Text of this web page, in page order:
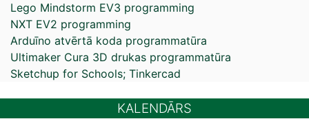
Lego Mindstorm EV3 programming
NXT EV2 programming
Arduīno atvērtā koda programmatūra
Ultimaker Cura 3D drukas programmatūra
Sketchup for Schools; Tinkercad
KALENDĀRS